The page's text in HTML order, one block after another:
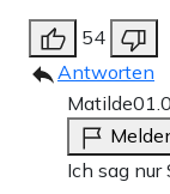
54
Antworten
Matilde
Ich sag